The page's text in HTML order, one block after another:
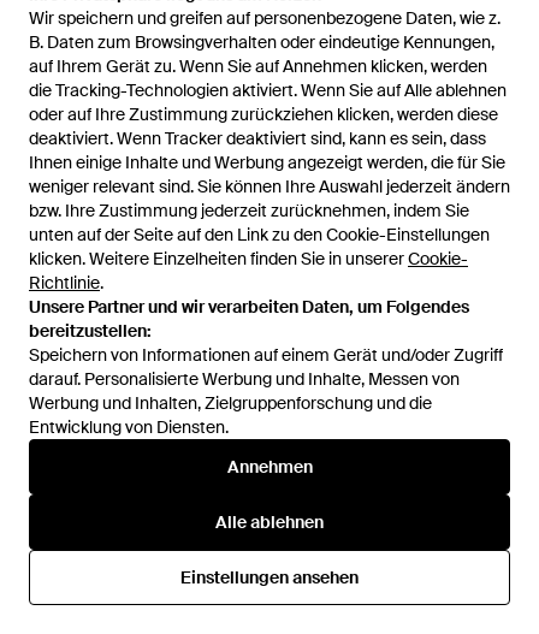
Wir speichern und greifen auf personenbezogene Daten, wie z.
B. Daten zum Browsingverhalten oder eindeutige Kennungen,
auf Ihrem Gerät zu. Wenn Sie auf Annehmen klicken, werden
die Tracking-Technologien aktiviert. Wenn Sie auf Alle ablehnen
oder auf Ihre Zustimmung zurückziehen klicken, werden diese
deaktiviert. Wenn Tracker deaktiviert sind, kann es sein, dass
Ihnen einige Inhalte und Werbung angezeigt werden, die für Sie
weniger relevant sind. Sie können Ihre Auswahl jederzeit ändern
bzw. Ihre Zustimmung jederzeit zurücknehmen, indem Sie
unten auf der Seite auf den Link zu den Cookie-Einstellungen
klicken. Weitere Einzelheiten finden Sie in unsererCookie-
Richtlinie.
Unsere Partner und wir verarbeiten Daten, um Folgendes
bereitzustellen:
Speichern von Informationen auf einem Gerät und/oder Zugriff
darauf. Personalisierte Werbung und Inhalte, Messen von
Werbung und Inhalten, Zielgruppenforschung und die
Entwicklung von Diensten.
Annehmen
Alle ablehnen
Einstellungen ansehen
Wir speichern und greifen auf personenbezogene Daten, wie z.
B. Daten zum Browsingverhalten oder eindeutige Kennungen,
auf Ihrem Gerät zu. Wenn Sie auf Annehmen klicken, werden
die Tracking-Technologien aktiviert. Wenn Sie auf Alle ablehnen
oder auf Ihre Zustimmung zurückziehen klicken, werden diese
deaktiviert. Wenn Tracker deaktiviert sind, kann es sein, dass
Ihnen einige Inhalte und Werbung angezeigt werden, die für Sie
weniger relevant sind. Sie können Ihre Auswahl jederzeit ändern
bzw. Ihre Zustimmung jederzeit zurücknehmen, indem Sie
unten auf der Seite auf den Link zu den Cookie-Einstellungen
klicken. Weitere Einzelheiten finden Sie in unsererCookie-
Richtlinie.
Unsere Partner und wir verarbeiten Daten, um Folgendes
bereitzustellen:
Speichern von Informationen auf einem Gerät und/oder Zugriff
darauf. Personalisierte Werbung und Inhalte, Messen von
Werbung und Inhalten, Zielgruppenforschung und die
Entwicklung von Diensten.
Annehmen
Alle ablehnen
Einstellungen ansehen
139 €
Department 5
Jeanshose - Schwarz
Von YOOX
103 €
Department 5
Jeanshose - Blau
VonYOOX
Department 5
139 €
Department 5